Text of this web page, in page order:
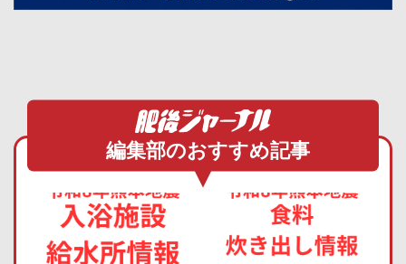
編集部のおすすめ記事